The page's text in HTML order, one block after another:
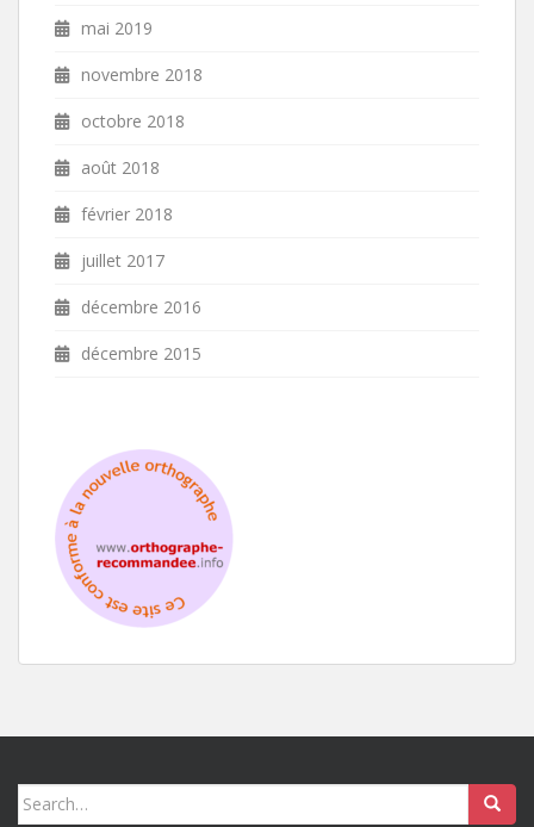
mai 2019
novembre 2018
octobre 2018
août 2018
février 2018
juillet 2017
décembre 2016
décembre 2015
Search